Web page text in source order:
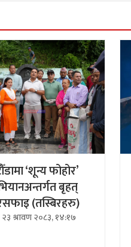
‘शून्य फोहोर’
बृहत्
(तस्बिरहरु)
२३ श्रावण २०८३, १४:१७